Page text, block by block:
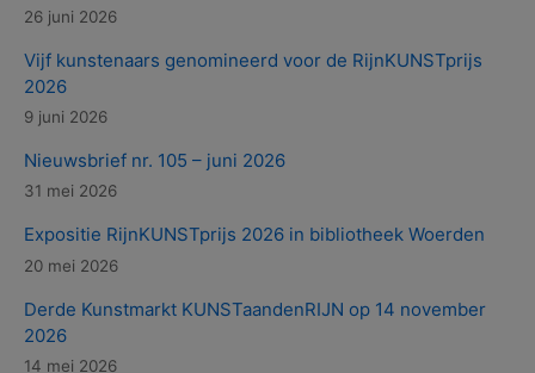
26 juni 2026
Vijf kunstenaars genomineerd voor de RijnKUNSTprijs
2026
9 juni 2026
Nieuwsbrief nr. 105 – juni 2026
31 mei 2026
Expositie RijnKUNSTprijs 2026 in bibliotheek Woerden
20 mei 2026
Derde Kunstmarkt KUNSTaandenRIJN op 14 november
2026
14 mei 2026